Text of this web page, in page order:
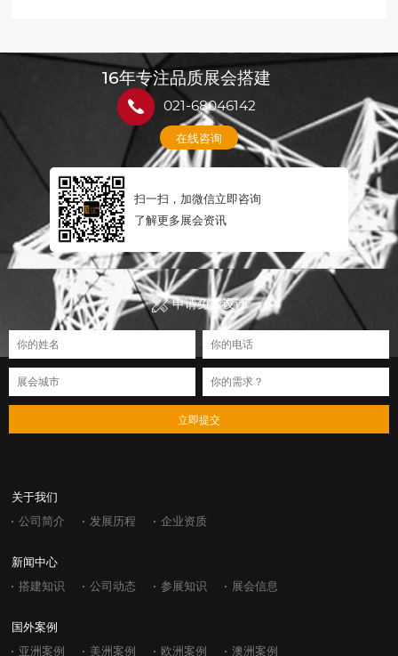
16年专注品质展会搭建
021-68046142
在线咨询
扫一扫，加微信立即咨询
了解更多展会资讯
申请免费设计
立即提交
关于我们
公司简介 发展历程 企业资质
新闻中心
搭建知识 公司动态 参展知识 展会信息
国外案例
亚洲案例 美洲案例 欧洲案例 澳洲案例